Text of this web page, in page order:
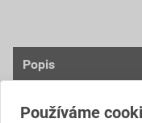
Popis
Materiál a technické
Používáme